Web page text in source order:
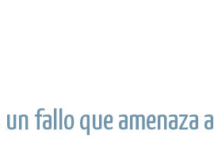
fallo que amenaza a